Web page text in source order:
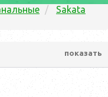
Sakata
показать